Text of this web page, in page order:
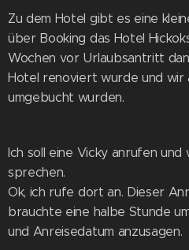
Zu dem Hotel gibt es eine
über Booking das Hotel
Wochen vor Urlaubsantritt
Hotel renoviert wurde und wir
umgebucht wurden.
Ich soll eine Vicky anrufen
sprechen.
Ok, ich rufe dort an. Dieser
brauchte eine halbe Stunde
und Anreisedatum anzusagen.